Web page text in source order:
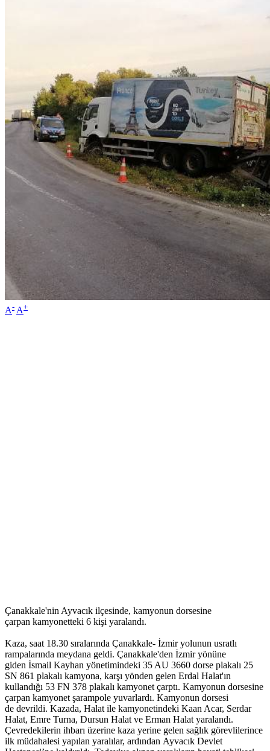
A- A+
Çanakkale'nin Ayvacık ilçesinde, kamyonun dorsesine
çarpan kamyonetteki 6 kişi yaralandı.
Kaza, saat 18.30 sıralarında Çanakkale- İzmir yolunun usratlı
rampalarında meydana geldi. Çanakkale'den İzmir yönüne
giden İsmail Kayhan yönetimindeki 35 AU 3660 dorse plakalı 25
SN 861 plakalı kamyona, karşı yönden gelen Erdal Halat'ın
kullandığı 53 FN 378 plakalı kamyonet çarptı. Kamyonun dorsesine
çarpan kamyonet şarampole yuvarlardı. Kamyonun dorsesi
de devrildi. Kazada, Halat ile kamyonetindeki Kaan Acar, Serdar
Halat, Emre Turna, Dursun Halat ve Erman Halat yaralandı.
Çevredekilerin ihbarı üzerine kaza yerine gelen sağlık görevlilerince
ilk müdahalesi yapılan yaralılar, ardından Ayvacık Devlet